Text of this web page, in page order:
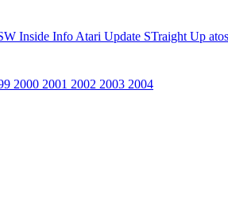
Inside Info Atari Update STraight Up atos
2000 2001 2002 2003 2004